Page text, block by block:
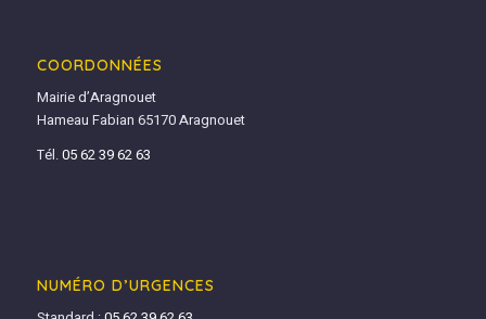
COORDONNÉES
Mairie d’Aragnouet
Hameau Fabian 65170 Aragnouet
Tél.05 62 39 62 63
NUMÉRO D’URGENCES